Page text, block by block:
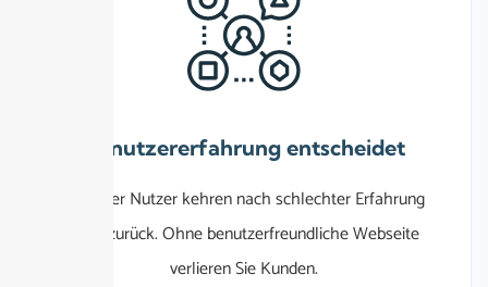
Benutzererfahrung entscheidet
der Nutzer kehren nach schlechter Erfahrung
nicht zurück. Ohne benutzerfreundliche Webseite
verlieren Sie Kunden.